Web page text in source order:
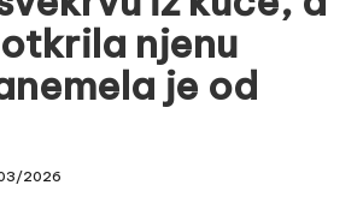
njenu
je od
2026